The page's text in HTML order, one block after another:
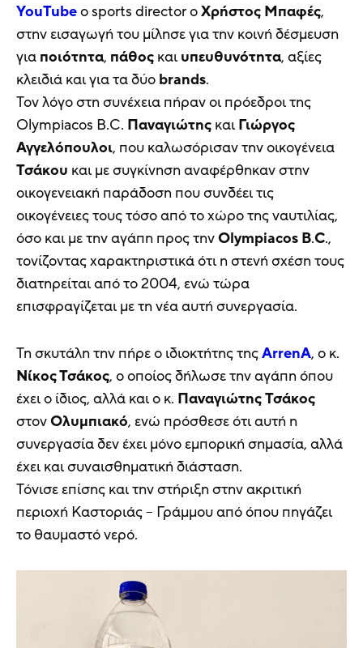
YouTubeο sports director οΧρήστος Μπαφές,
στην εισαγωγή του μίλησε για την κοινή δέσμευση
για ποιότητα, πάθος και υπευθυνότητα, αξίες
κλειδιά και για τα δύο brands.
Τον λόγο στη συνέχεια πήραν οι πρόεδροι της
Olympiacos B.C. Παναγιώτης και Γιώργος
Αγγελόπουλοι, που καλωσόρισαν την οικογένεια
Τσάκου και με συγκίνηση αναφέρθηκαν στην
οικογενειακή παράδοση που συνδέει τις
οικογένειες τους τόσο από το χώρο της ναυτιλίας,
όσο και με την αγάπη προς τηνOlympiacos B.C.,
τονίζοντας χαρακτηριστικά ότι η στενή σχέση τους
διατηρείται από το 2004, ενώ τώρα
επισφραγίζεται με τη νέα αυτή συνεργασία.
Τη σκυτάλη την πήρε ο ιδιοκτήτης τηςArrenA, ο κ.
Νίκος Τσάκος, ο οποίος δήλωσε την αγάπη όπου
έχει ο ίδιος, αλλά και ο κ. ΠαναγιώτηςΤσάκος
στονΟλυμπιακό, ενώ πρόσθεσε ότι αυτή η
συνεργασία δεν έχει μόνο εμπορική σημασία, αλλά
έχει και συναισθηματική διάσταση.
Τόνισε επίσης και την στήριξη στην ακριτική
περιοχή Καστοριάς – Γράμμου από όπου πηγάζει
το θαυμαστό νερό.